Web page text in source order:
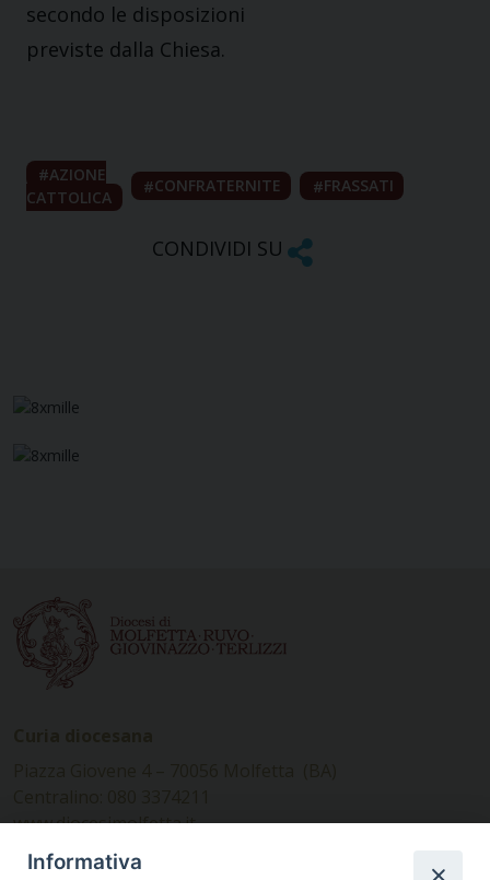
secondo le disposizioni
previste dalla Chiesa.
AZIONE
CATTOLICA
CONFRATERNITE FRASSATI
CONDIVIDI SU
www.diocesimolfetta.it –
diocesimolfetta@pec.chiesacattolica.it
Informativa